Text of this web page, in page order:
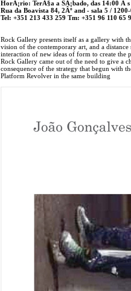
HorÃ¡rio: TerÃ§a a SÃ¡bado, das 14:00 Ã
Rua da Boavista 84, 2Âº and - sala 5 /
Tel: +351 213 433 259 Tm: +351 96 110 65
Rock Gallery presents itself as a gallery with
vision of the contemporary art, and a
interaction of new ideas of form to create the
Rock Gallery came out of the need to give a
consequence of the strategy that begun with
Platform Revolver in the same building